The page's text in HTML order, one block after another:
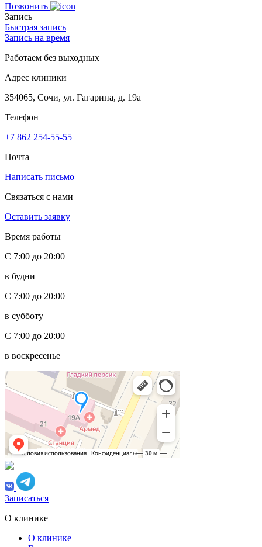
Позвонить
Запись
Быстрая запись
Запись на время
Работаем без выходных
Адрес клиники
354065, Сочи, ул. Гагарина, д. 19а
Телефон
+7 862 254-55-55
Почта
Написать письмо
Связаться с нами
Оставить заявку
Время работы
С 7:00 до 20:00
в будни
С 7:00 до 20:00
в субботу
С 7:00 до 20:00
в воскресенье
Записаться
О клинике
О клинике